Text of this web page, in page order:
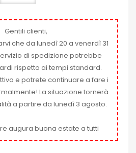
Gentili clienti,
che da lunedì 20 a venerdì 31
di spedizione potrebbe
rispetto ai tempi standard.
e potrete continuare a fare i
La situazione tornerà
a partire da lunedì 3 agosto.
augura buona estate a tutti